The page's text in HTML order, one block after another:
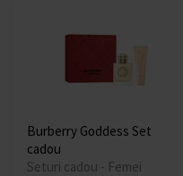
Burberry Goddess Set
cadou
Seturi cadou - Femei